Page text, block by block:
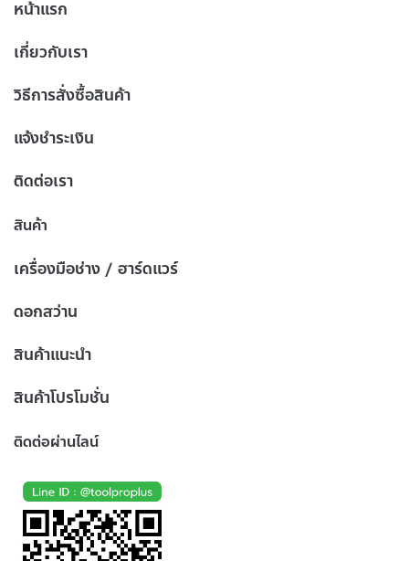
หน้าแรก
เกี่ยวกับเรา
วิธีการสั่งซื้อสินค้า
แจ้งชำระเงิน
ติดต่อเรา
สินค้า
เครื่องมือช่าง / ฮาร์ดแวร์
ดอกสว่าน
สินค้าแนะนำ
สินค้าโปรโมชั่น
ติดต่อผ่านไลน์